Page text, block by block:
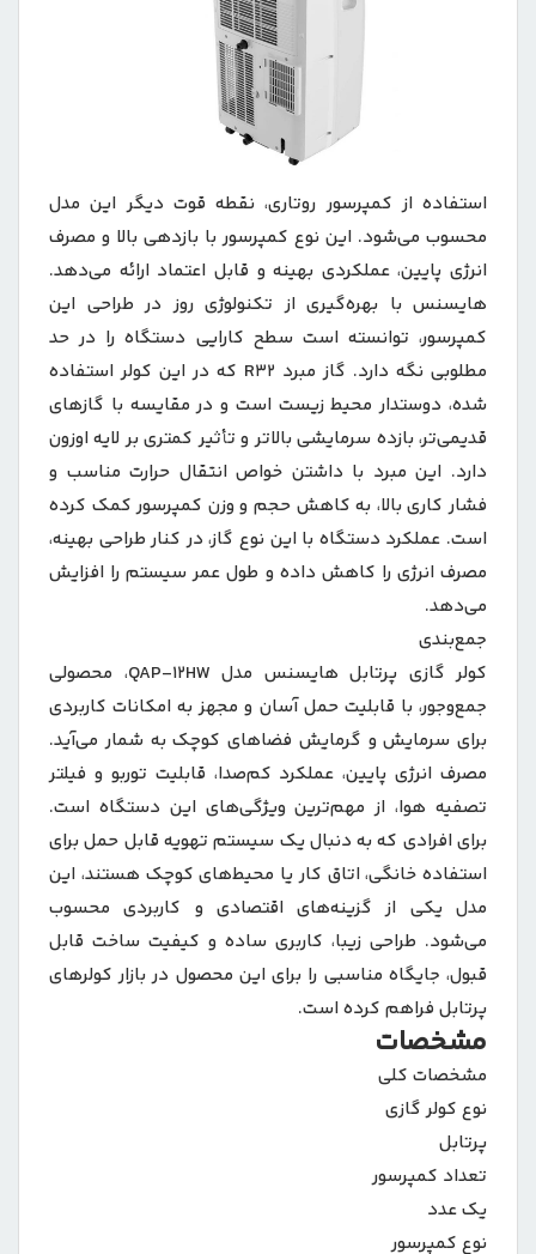
استفاده از کمپرسور روتاری، نقطه قوت دیگر این مدل
محسوب می‌شود. این نوع کمپرسور با بازدهی بالا و مصرف
انرژی پایین، عملکردی بهینه و قابل اعتماد ارائه می‌دهد.
هایسنس با بهره‌گیری از تکنولوژی روز در طراحی این
کمپرسور، توانسته است سطح کارایی دستگاه را در حد
مطلوبی نگه دارد. گاز مبرد R32 که در این کولر استفاده
شده، دوستدار محیط زیست است و در مقایسه با گازهای
قدیمی‌تر، بازده سرمایشی بالاتر و تأثیر کمتری بر لایه اوزون
دارد. این مبرد با داشتن خواص انتقال حرارت مناسب و
فشار کاری بالا، به کاهش حجم و وزن کمپرسور کمک کرده
است. عملکرد دستگاه با این نوع گاز، در کنار طراحی بهینه،
مصرف انرژی را کاهش داده و طول عمر سیستم را افزایش
می‌دهد.
جمع‌بندی
کولر گازی پرتابل هایسنس مدل QAP-12HW، محصولی
جمع‌وجور، با قابلیت حمل آسان و مجهز به امکانات کاربردی
برای سرمایش و گرمایش فضاهای کوچک به شمار می‌آید.
مصرف انرژی پایین، عملکرد کم‌صدا، قابلیت توربو و فیلتر
تصفیه هوا، از مهم‌ترین ویژگی‌های این دستگاه است.
برای افرادی که به دنبال یک سیستم تهویه قابل حمل برای
استفاده خانگی، اتاق کار یا محیط‌های کوچک هستند، این
مدل یکی از گزینه‌های اقتصادی و کاربردی محسوب
می‌شود. طراحی زیبا، کاربری ساده و کیفیت ساخت قابل
قبول، جایگاه مناسبی را برای این محصول در بازار کولرهای
پرتابل فراهم کرده است.
مشخصات
مشخصات کلی
نوع کولر گازی
پرتابل
تعداد کمپرسور
یک عدد
نوع کمپرسور